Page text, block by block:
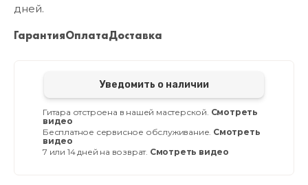
дней.
ГарантияОплатаДоставка
Уведомить о наличии
Гитара отстроена в нашей мастерской. Смотреть
видео
Бесплатное сервисное обслуживание. Смотреть
видео
7 или 14 дней на возврат. Смотреть видео